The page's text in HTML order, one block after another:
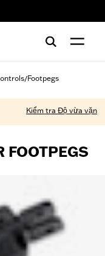
/Footpegs
Kiểm tra Độ vừa vặn
FOOTPEGS